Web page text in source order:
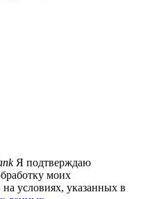
Я подтверждаю
моих
условиях, указанных в